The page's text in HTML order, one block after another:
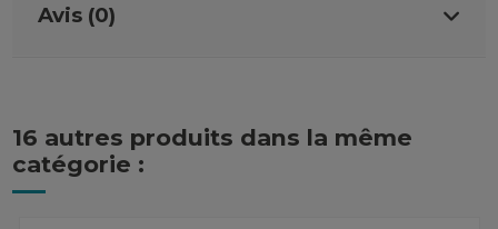
Avis (0)
16 autres produits dans la même
catégorie :